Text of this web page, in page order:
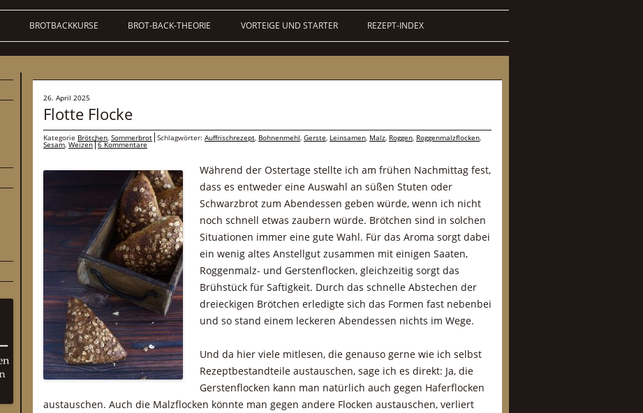
BROTBACKKURSE BROT-BACK-THEORIE VORTEIGE UND STARTER REZEPT-INDEX
26. April 2025
Flotte Flocke
Kategorie Brötchen, Sommerbrot Schlagwörter: Auffrischrezept, Bohnenmehl, Gerste, Leinsamen, Malz, Roggen, Roggenmalzflocken,
Sesam, Weizen 6 Kommentare
Während der Ostertage stellte ich am frühen Nachmittag fest,
dass es entweder eine Auswahl an süßen Stuten oder
Schwarzbrot zum Abendessen geben würde, wenn ich nicht
noch schnell etwas zaubern würde. Brötchen sind in solchen
Situationen immer eine gute Wahl. Für das Aroma sorgt dabei
ein wenig altes Anstellgut zusammen mit einigen Saaten,
Roggenmalz- und Gerstenflocken, gleichzeitig sorgt das
Brühstück für Saftigkeit. Durch das schnelle Abstechen der
dreieckigen Brötchen erledigte sich das Formen fast nebenbei
und so stand einem leckeren Abendessen nichts im Wege.
Und da hier viele mitlesen, die genauso gerne wie ich selbst
Rezeptbestandteile austauschen, sage ich es direkt: Ja, die
Gerstenflocken kann man natürlich auch gegen Haferflocken
austauschen. Auch die Malzflocken könnte man gegen andere Flocken austauschen, verliert